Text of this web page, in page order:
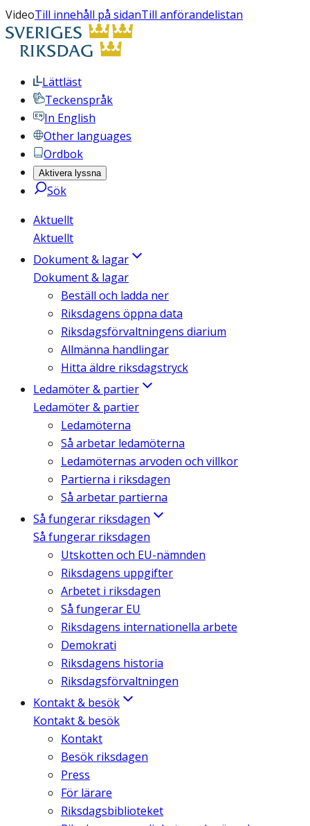
VideoTill innehåll på sidanTill anförandelistan
Lättläst
Teckenspråk
In English
Other languages
Ordbok
Aktivera lyssna
Sök
Aktuellt
Aktuellt
Dokument & lagar
Dokument & lagar
Beställ och ladda ner
Riksdagens öppna data
Riksdagsförvaltningens diarium
Allmänna handlingar
Hitta äldre riksdagstryck
Ledamöter & partier
Ledamöter & partier
Ledamöterna
Så arbetar ledamöterna
Ledamöternas arvoden och villkor
Partierna i riksdagen
Så arbetar partierna
Så fungerar riksdagen
Så fungerar riksdagen
Utskotten och EU-nämnden
Riksdagens uppgifter
Arbetet i riksdagen
Så fungerar EU
Riksdagens internationella arbete
Demokrati
Riksdagens historia
Riksdagsförvaltningen
Kontakt & besök
Kontakt & besök
Kontakt
Besök riksdagen
Press
För lärare
Riksdagsbiblioteket